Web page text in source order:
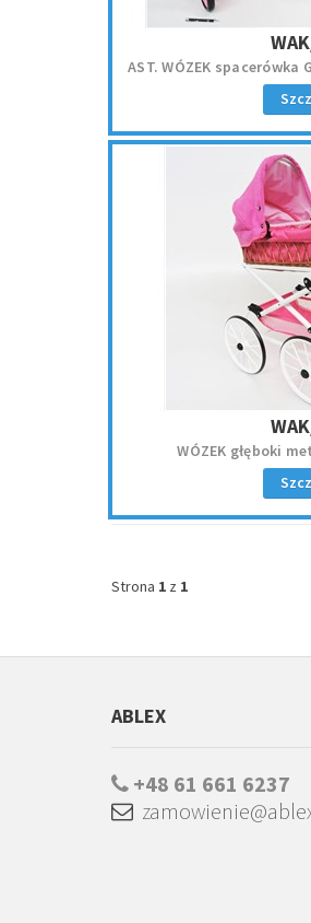
AST. WÓZEK spacerówka
WÓZEK głęboki
Strona 1 z 1
ABLEX
+48 61 661 6237